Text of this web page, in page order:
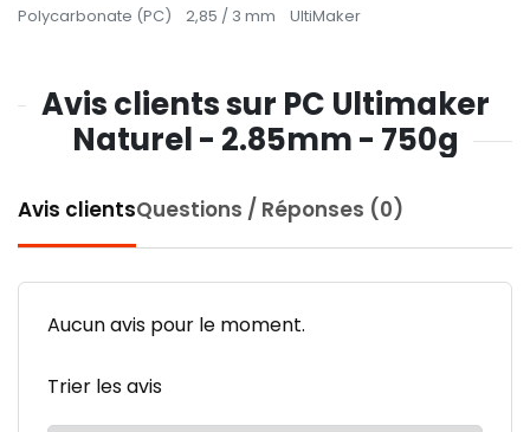
Polycarbonate (PC)
2,85 / 3 mm UltiMaker
Avis clients sur PC Ultimaker
Naturel - 2.85mm - 750g
Avis clientsQuestions / Réponses (0)
Aucun avis pour le moment.
Trier les avis